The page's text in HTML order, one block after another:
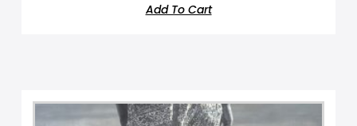
Add To Cart